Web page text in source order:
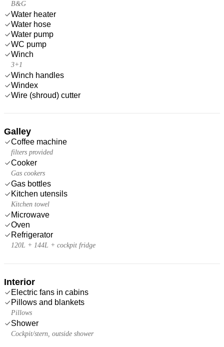
B&G
Water heater
Water hose
Water pump
WC pump
Winch
3+1
Winch handles
Windex
Wire (shroud) cutter
Galley
Coffee machine
filters provided
Cooker
Gas cookers
Gas bottles
Kitchen utensils
Kitchen towel
Microwave
Oven
Refrigerator
120L + 144L + cockpit fridge
Interior
Electric fans in cabins
Pillows and blankets
Pillows
Shower
Cockpit/stern, outside shower